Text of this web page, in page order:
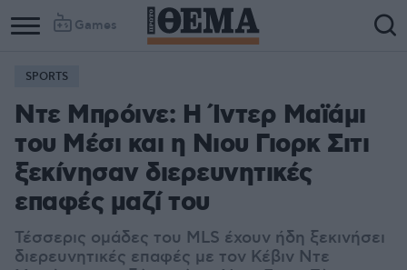
Games
SPORTS
Ντε Μπρόινε: Η Ίντερ Μαϊάμι
του Μέσι και η Νιου Γιορκ Σιτι
ξεκίνησαν διερευνητικές
επαφές μαζί του
Τέσσερις ομάδες του MLS έχουν ήδη ξεκινήσει
διερευνητικές επαφές με τον Κέβιν Ντε